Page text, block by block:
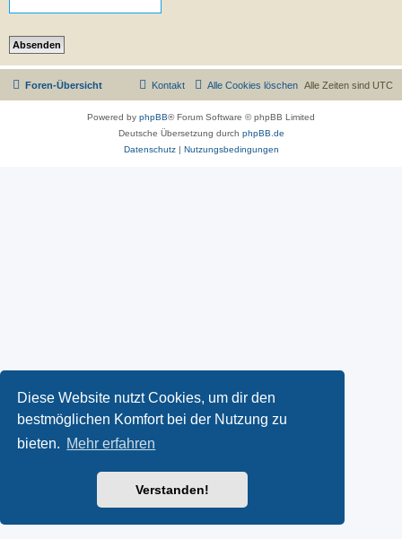
Diese Website nutzt Cookies, um dir den
bestmöglichen Komfort bei der Nutzung zu
bieten. Mehr erfahren
Verstanden!
Foren-Übersicht Alle Zeiten sind UTC
Alle Cookies löschen
Kontakt
Powered by phpBB® Forum Software © phpBB Limited
Deutsche Übersetzung durch phpBB.de
Datenschutz| Nutzungsbedingungen